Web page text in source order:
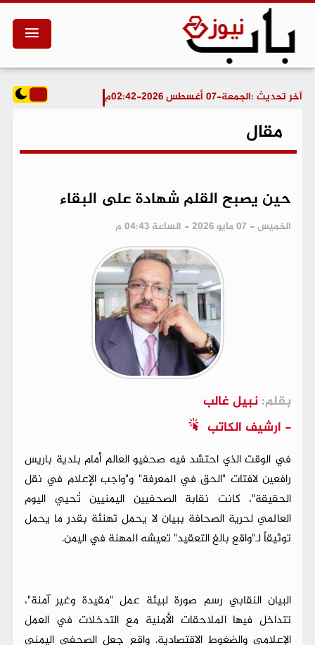
آخر تحديث :الجمعة-07 أغسطس 2026-02:42م
مقال
حين يصبح القلم شهادة على البقاء
الخميس - 07 مايو 2026 - الساعة 04:43 م
بقلم: نبيل غالب
- ارشيف الكاتب
في الوقت الذي احتشد فيه صحفيو العالم أمام بلدية باريس
رافعين لافتات "الحق في المعرفة" و"واجب الإعلام في نقل
الحقيقة"، كانت نقابة الصحفيين اليمنيين تُحيي اليوم
العالمي لحرية الصحافة ببيان لا يحمل تهنئة بقدر ما يحمل
توثيقاً لـ"واقع بالغ التعقيد" تعيشه المهنة في اليمن.
البيان النقابي رسم صورة لبيئة عمل "مقيدة وغير آمنة"،
تتداخل فيها الملاحقات الأمنية مع التدخلات في العمل
الإعلامي والضغوط الاقتصادية. واقع جعل الصحفي اليمني